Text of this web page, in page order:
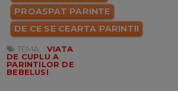
PROASPAT PARINTE
DE CE SE CEARTA PARINTII
TEMA:
VIATA
DE CUPLU A
PARINTILOR DE
BEBELUSI